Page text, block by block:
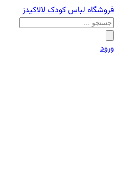
فروشگاه لباس کودک لالاکیدز
ورود